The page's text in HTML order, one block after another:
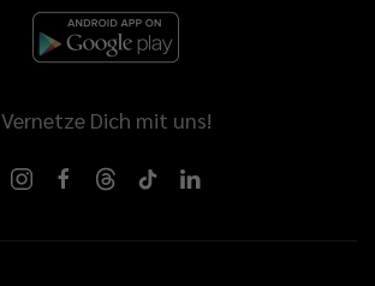
Vernetze Dich mit uns!